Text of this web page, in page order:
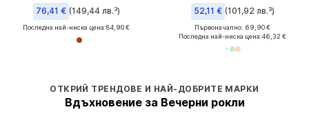
76,41 € (149,44 лв.³)
Последна най-ниска цена:84,90 €
52,11 € (101,92 лв.³)
Първоначално: 69,90 €
Последна най-ниска цена:46,32 €
ОТКРИЙ ТРЕНДОВЕ И НАЙ-ДОБРИТЕ МАРКИ
Вдъхновение за Вечерни рокли